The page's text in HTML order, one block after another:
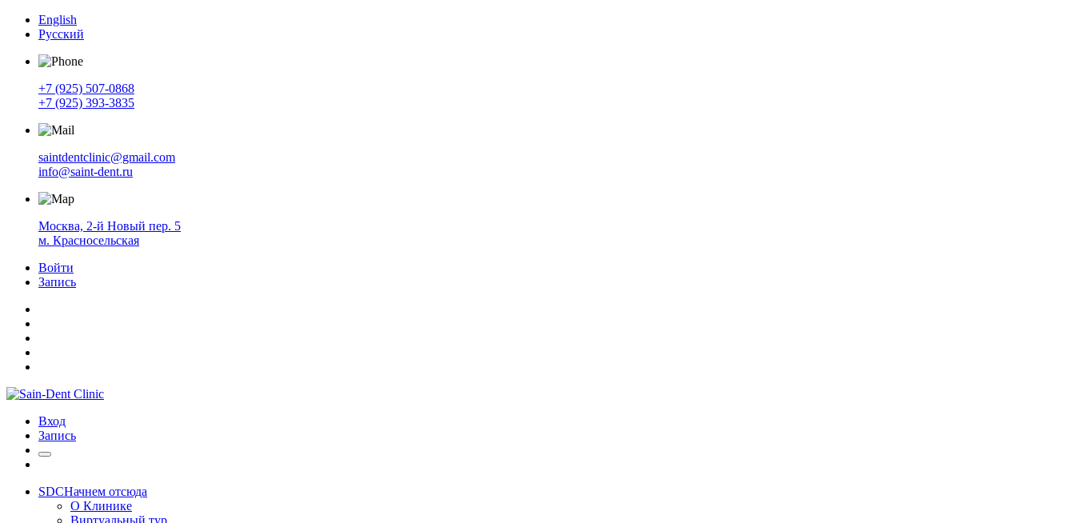
English
Русский
+7 (925) 507-0868
+7 (925) 393-3835
saintdentclinic@gmail.com
info@saint-dent.ru
Москва, 2-й Новый пер. 5
м. Красносельская
Войти
Запись
Вход
Запись
SDCНачнем отсюда
О Клинике
Виртуальный тур